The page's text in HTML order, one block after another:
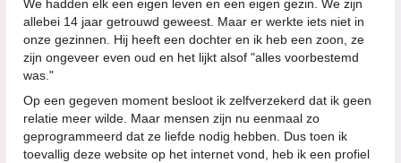
We hadden elk een eigen leven en een eigen gezin. We zijn
allebei 14 jaar getrouwd geweest. Maar er werkte iets niet in
onze gezinnen. Hij heeft een dochter en ik heb een zoon, ze
zijn ongeveer even oud en het lijkt alsof "alles voorbestemd
was."
Op een gegeven moment besloot ik zelfverzekerd dat ik geen
relatie meer wilde. Maar mensen zijn nu eenmaal zo
geprogrammeerd dat ze liefde nodig hebben. Dus toen ik
toevallig deze website op het internet vond, heb ik een profiel